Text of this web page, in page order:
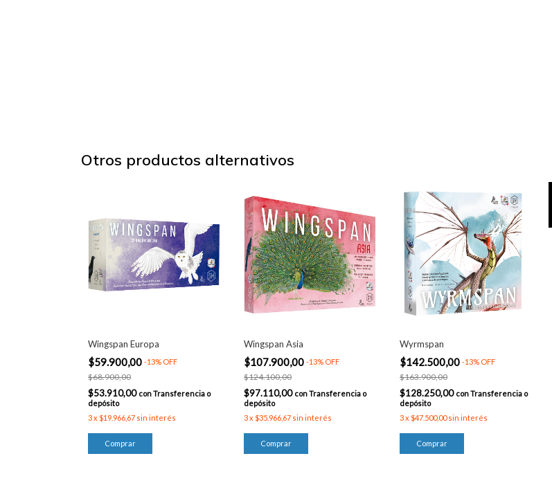
Otros productos alternativos
Wingspan Europa
$59.900,00 -13% OFF
$68.900,00
$53.910,00 conTransferencia o
depósito
3x $19.966,67 sin interés
Wingspan Asia
$107.900,00 -13% OFF
$124.100,00
$97.110,00 conTransferencia o
depósito
3x $35.966,67 sin interés
Wyrmspan
$142.500,00 -13% OFF
$163.900,00
$128.250,00 conTransferencia o
depósito
3x $47.500,00 sin interés